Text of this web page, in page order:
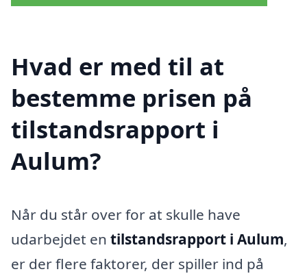
Hvad er med til at
bestemme prisen på
tilstandsrapport i
Aulum?
Når du står over for at skulle have
udarbejdet en tilstandsrapport i Aulum,
er der flere faktorer, der spiller ind på